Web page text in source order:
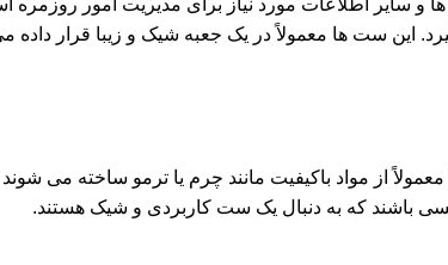
و سایر اطلاعات مورد نیاز برای مدیریت امور روزمره
این ست ها معمولاً در یک جعبه شیک و زیبا قرار داده
معمولاً از مواد باکیفیت مانند چرم یا ترمو ساخته می
کسی باشند که به دنبال یک ست کاربردی و شیک هستند.